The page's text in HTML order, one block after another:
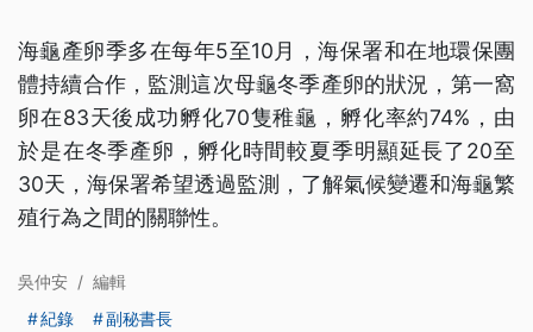
海龜產卵季多在每年5至10月，海保署和在地環保團
體持續合作，監測這次母龜冬季產卵的狀況，第一窩
卵在83天後成功孵化70隻稚龜，孵化率約74%，由
於是在冬季產卵，孵化時間較夏季明顯延長了20至
30天，海保署希望透過監測，了解氣候變遷和海龜繁
殖行為之間的關聯性。
吳仲安 / 編輯
紀錄
副秘書長